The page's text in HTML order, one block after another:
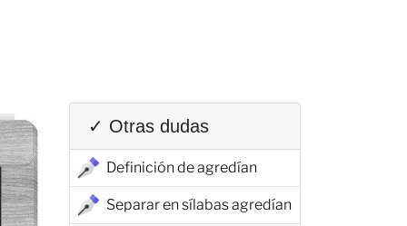
✓ Otras dudas
Definición de agredían
Separar en sílabas agredían